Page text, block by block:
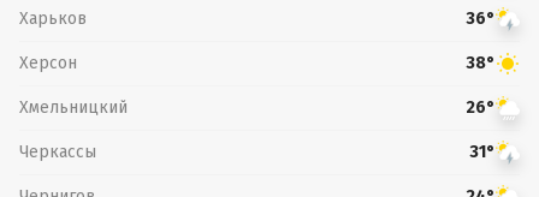
Харьков 36°
Херсон 38°
Хмельницкий 26°
Черкассы 31°